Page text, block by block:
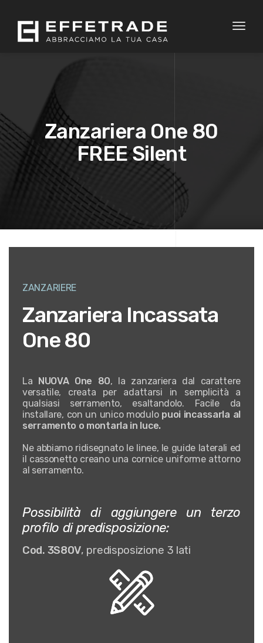
Toggle
Zanzariera One 80
FREE Silent
ZANZARIERE
Zanzariera Incassata
One 80
La NUOVA One 80, la zanzariera dal carattere
versatile, creata per adattarsi in semplicità a
qualsiasi serramento, esaltandolo. Facile da
installare, con un unico modulopuoi incassarla al
serramento o montarla in luce.
Ne abbiamo ridisegnato le linee, le guide laterali ed
il cassonetto creano una cornice uniforme attorno
al serramento.
Possibilità di aggiungere un terzo
profilo di predisposizione:
Cod. 3S80V, predisposizione 3 lati